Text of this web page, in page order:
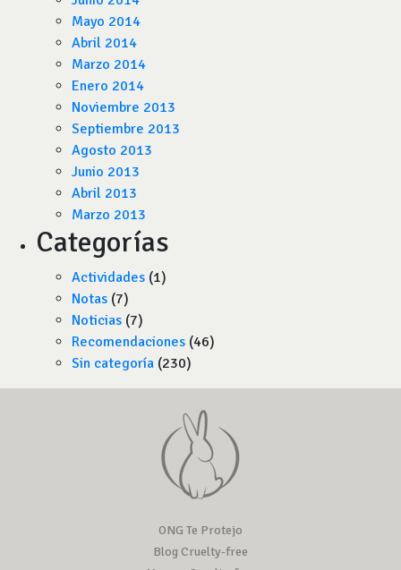
Mayo 2014
Abril 2014
Marzo 2014
Enero 2014
Noviembre 2013
Septiembre 2013
Agosto 2013
Junio 2013
Abril 2013
Marzo 2013
Categorías
Actividades (1)
Notas (7)
Noticias (7)
Recomendaciones (46)
Sin categoría (230)
ONG Te Protejo
Blog Cruelty-free